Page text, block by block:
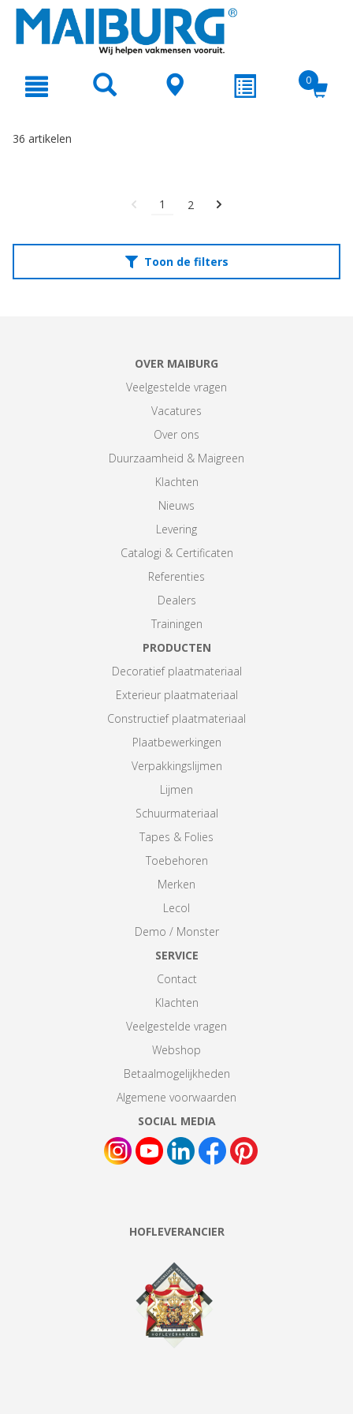
text.skipToNavigation
0
36 artikelen
1 2
Toon de filters
OVER MAIBURG
Veelgestelde vragen
Vacatures
Over ons
Duurzaamheid & Maigreen
Klachten
Nieuws
Levering
Catalogi & Certificaten
Referenties
Dealers
Trainingen
PRODUCTEN
Decoratief plaatmateriaal
Exterieur plaatmateriaal
Constructief plaatmateriaal
Plaatbewerkingen
Verpakkingslijmen
Lijmen
Schuurmateriaal
Tapes & Folies
Toebehoren
Merken
Lecol
Demo / Monster
SERVICE
Contact
Klachten
Veelgestelde vragen
Webshop
Betaalmogelijkheden
Algemene voorwaarden
SOCIAL MEDIA
HOFLEVERANCIER